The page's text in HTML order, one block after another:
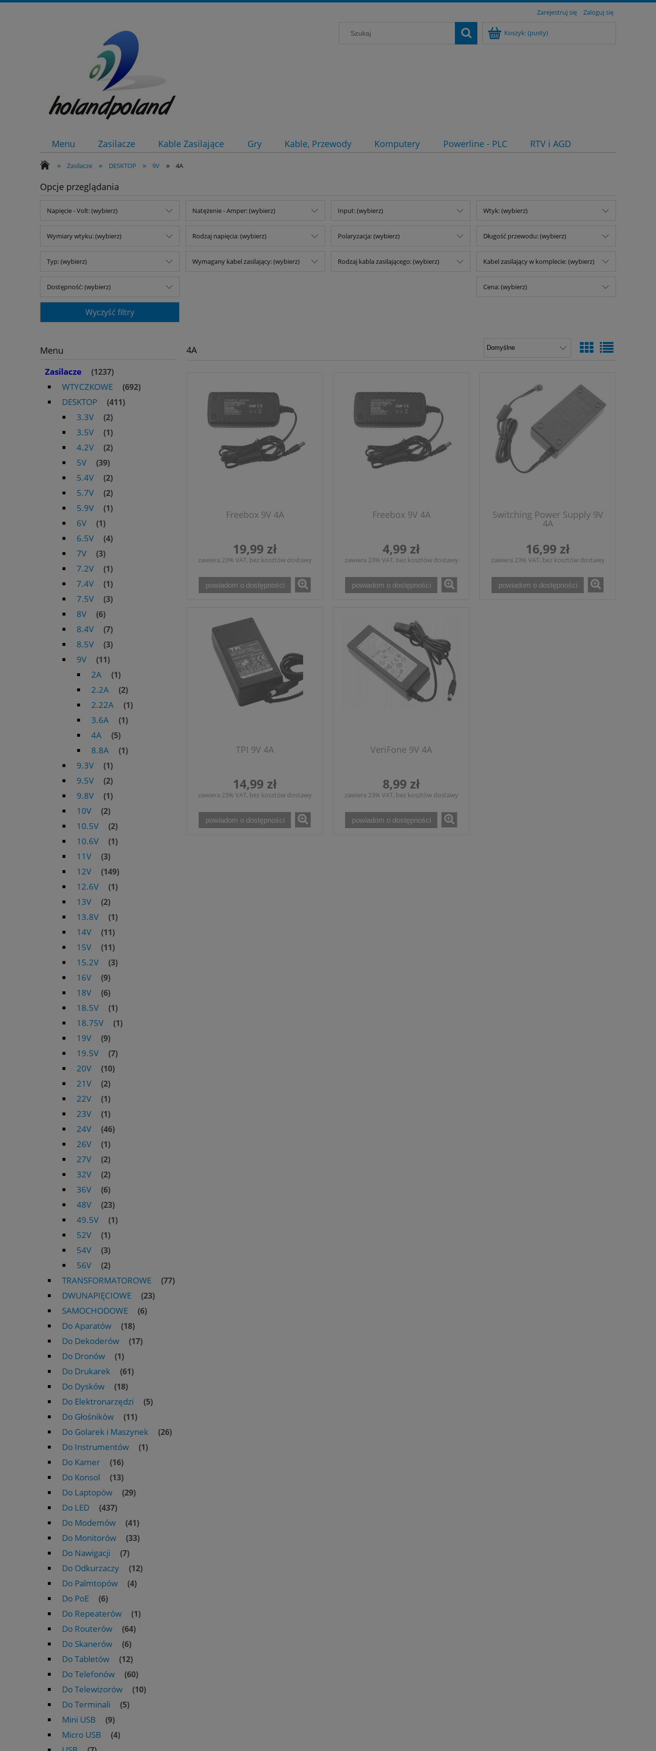
Zarejestruj się Zaloguj się
Koszyk:(pusty)
Menu Zasilacze Kable Zasilające Gry Kable, Przewody Komputery Powerline - PLC RTV i AGD
» Zasilacze » DESKTOP » 9V » 4A
Opcje przeglądania
Napięcie - Volt: (wybierz) Natężenie - Amper: (wybierz) Input: (wybierz) Wtyk: (wybierz)
Wymiary wtyku: (wybierz) Rodzaj napięcia: (wybierz) Polaryzacja: (wybierz) Długość przewodu: (wybierz)
Typ: (wybierz) Wymagany kabel zasilający: (wybierz) Rodzaj kabla zasilającego: (wybierz) Kabel zasilający w komplecie: (wybierz)
Dostępność: (wybierz) Cena: (wybierz)
Wyczyść filtry
Menu
Zasilacze
(1237)
WTYCZKOWE (692)
DESKTOP (411)
3.3V (2)
3.5V (1)
4.2V (2)
5V (39)
5.4V (2)
5.7V (2)
5.9V (1)
6V (1)
6.5V (4)
7V (3)
7.2V (1)
7.4V (1)
7.5V (3)
8V (6)
8.4V (7)
8.5V (3)
9V (11)
2A (1)
2.2A (2)
2.22A (1)
3.6A (1)
4A (5)
8.8A (1)
9.3V (1)
9.5V (2)
9.8V (1)
10V (2)
10.5V (2)
10.6V (1)
11V (3)
12V (149)
12.6V (1)
13V (2)
13.8V (1)
14V (11)
15V (11)
15.2V (3)
16V (9)
18V (6)
18.5V (1)
18.75V (1)
19V (9)
19.5V (7)
20V (10)
21V (2)
22V (1)
23V (1)
24V (46)
26V (1)
27V (2)
32V (2)
36V (6)
48V (23)
49.5V (1)
52V (1)
54V (3)
56V (2)
TRANSFORMATOROWE (77)
DWUNAPIĘCIOWE (23)
SAMOCHODOWE (6)
Do Aparatów (18)
Do Dekoderów (17)
Do Dronów (1)
Do Drukarek (61)
Do Dysków (18)
Do Elektronarzędzi (5)
Do Głośników (11)
Do Golarek i Maszynek (26)
Do Instrumentów (1)
Do Kamer (16)
Do Konsol (13)
Do Laptopów (29)
Do LED (437)
Do Modemów (41)
Do Monitorów (33)
Do Nawigacji (7)
Do Odkurzaczy (12)
Do Palmtopów (4)
Do PoE (6)
Do Repeaterów (1)
Do Routerów (64)
Do Skanerów (6)
Do Tabletów (12)
Do Telefonów (60)
Do Telewizorów (10)
Do Terminali (5)
Mini USB (9)
Micro USB (4)
4A
Freebox 9V 4A
19,99 zł
zawiera 23% VAT, bez kosztów dostawy
powiadom o dostępności
Freebox 9V 4A
4,99 zł
zawiera 23% VAT, bez kosztów dostawy
powiadom o dostępności
Switching Power Supply 9V
4A
16,99 zł
zawiera 23% VAT, bez kosztów dostawy
powiadom o dostępności
TPI 9V 4A
14,99 zł
zawiera 23% VAT, bez kosztów dostawy
powiadom o dostępności
VeriFone 9V 4A
8,99 zł
zawiera 23% VAT, bez kosztów dostawy
powiadom o dostępności